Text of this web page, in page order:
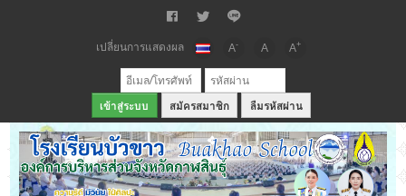
เปลี่ยนการแสดงผล A- A A+
สมัครสมาชิก ลืมรหัสผ่าน